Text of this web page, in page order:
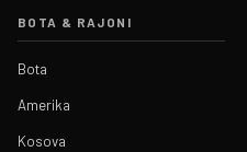
BOTA & RAJONI
Bota
Amerika
Kosova